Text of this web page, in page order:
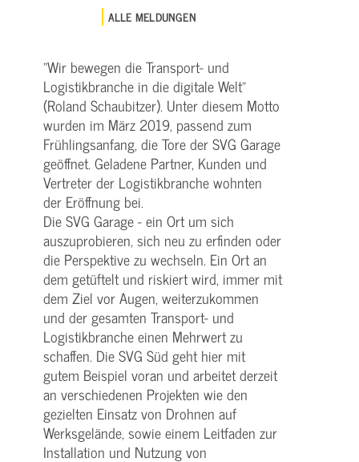
ALLE MELDUNGEN
"Wir bewegen die Transport- und
Logistikbranche in die digitale Welt"
(Roland Schaubitzer). Unter diesem Motto
wurden im März 2019, passend zum
Frühlingsanfang, die Tore der SVG Garage
geöffnet. Geladene Partner, Kunden und
Vertreter der Logistikbranche wohnten
der Eröffnung bei.
Die SVG Garage - ein Ort um sich
auszuprobieren, sich neu zu erfinden oder
die Perspektive zu wechseln. Ein Ort an
dem getüftelt und riskiert wird, immer mit
dem Ziel vor Augen, weiterzukommen
und der gesamten Transport- und
Logistikbranche einen Mehrwert zu
schaffen. Die SVG Süd geht hier mit
gutem Beispiel voran und arbeitet derzeit
an verschiedenen Projekten wie den
gezielten Einsatz von Drohnen auf
Werksgelände, sowie einem Leitfaden zur
Installation und Nutzung von